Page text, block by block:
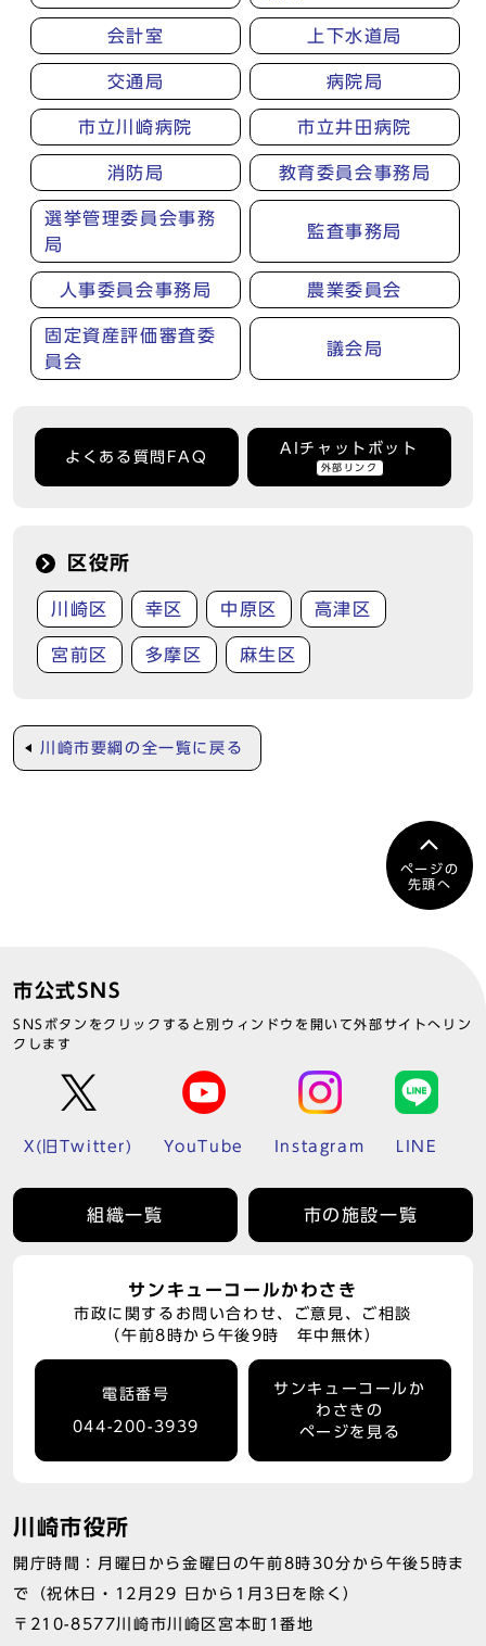
会計室 上下水道局
交通局 病院局
市立川崎病院 市立井田病院
消防局 教育委員会事務局
選挙管理委員会事務
局
監査事務局
人事委員会事務局 農業委員会
固定資産評価審査委
員会
議会局
よくある質問FAQ
AIチャットボット
外部リンク
区役所
川崎区 幸区 中原区 高津区
宮前区 多摩区 麻生区
川崎市要綱の全一覧に戻る
ページの
先頭へ
市公式SNS
SNSボタンをクリックすると別ウィンドウを開いて外部サイトへリン
クします
X(旧Twitter) YouTube Instagram LINE
組織一覧 市の施設一覧
サンキューコールかわさき
市政に関するお問い合わせ、ご意見、ご相談
（午前8時から午後9時 年中無休）
電話番号
044-200-3939
サンキューコールか
わさきの
ページを見る
川崎市役所
開庁時間：月曜日から金曜日の午前8時30分から午後5時ま
で（祝休日・12月29 日から1月3日を除く）
〒210-8577川崎市川崎区宮本町1番地